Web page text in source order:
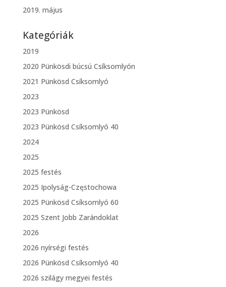
2019. május
Kategóriák
2019
2020 Pünkösdi búcsú Csíksomlyón
2021 Pünkösd Csíksomlyó
2023
2023 Pünkösd
2023 Pünkösd Csíksomlyó 40
2024
2025
2025 festés
2025 Ipolyság-Częstochowa
2025 Pünkösd Csíksomlyó 60
2025 Szent Jobb Zarándoklat
2026
2026 nyírségi festés
2026 Pünkösd Csíksomlyó 40
2026 szilágy megyei festés